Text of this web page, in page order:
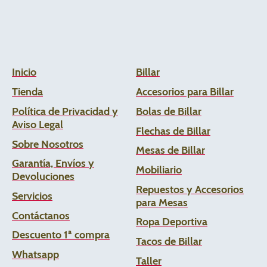
Inicio
Tienda
Política de Privacidad y
Aviso Legal
Sobre Nosotros
Garantía, Envíos y
Devoluciones
Servicios
Contáctanos
Descuento 1ª compra
Whatsapp
Billar
Accesorios para Billar
Bolas de Billar
Flechas de Billar
Mesas de Billar
Mobiliario
Repuestos y Accesorios
para Mesas
Ropa Deportiva
Tacos de Billar
Taller